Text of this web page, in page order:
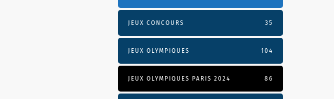
JEUX CONCOURS 35
JEUX OLYMPIQUES 104
JEUX OLYMPIQUES PARIS 2024 86